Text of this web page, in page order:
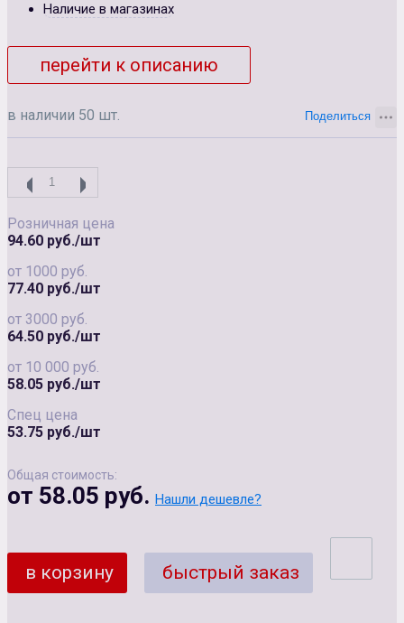
Наличие в магазинах
перейти к описанию
в наличии 50 шт.
Розничная цена
94.60 руб./шт
от 1000 руб.
77.40 руб./шт
от 3000 руб.
64.50 руб./шт
от 10 000 руб.
58.05 руб./шт
Спец цена
53.75 руб./шт
Общая стоимость:
от 58.05 руб. Нашли дешевле?
в корзину быстрый заказ